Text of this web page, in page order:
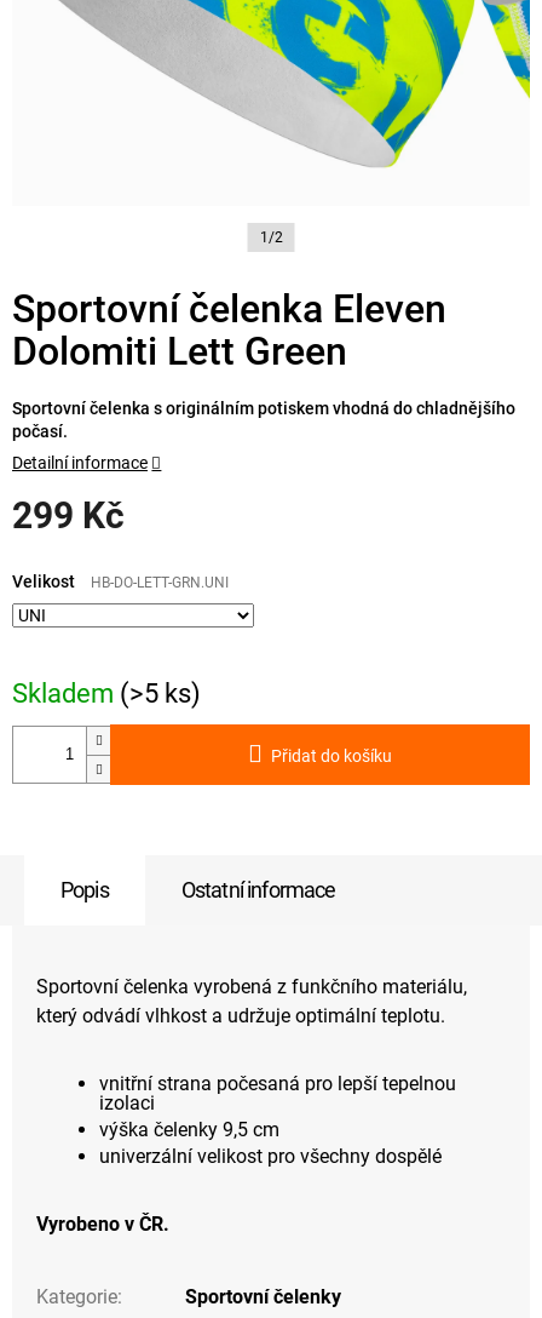
1/2
Sportovní čelenka Eleven
Dolomiti Lett Green
299 Kč
cena:
Skladem (>5 ks)
Velikost HB-DO-LETT-GRN.UNI
Přidat do košíku
Sportovní čelenka s originálním potiskem vhodná do chladnějšího
počasí.
Detailní informace
Popis Ostatní informace
Sportovní čelenka vyrobená z funkčního materiálu,
který odvádí vlhkost a udržuje optimální teplotu.
vnitřní strana počesaná pro lepší tepelnou
izolaci
výška čelenky 9,5 cm
univerzální velikost pro všechny dospělé
Vyrobeno v ČR.
Kategorie:
Sportovní čelenky